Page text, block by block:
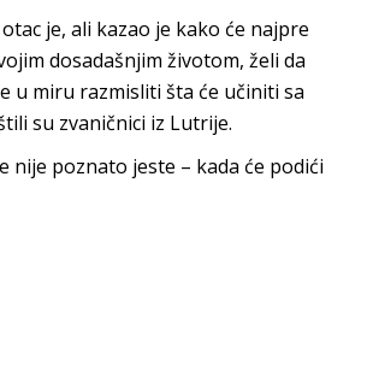
je, ali kazao je kako će najpre
dosadašnjim životom, želi da
u miru razmisliti šta će učiniti sa
su zvaničnici iz Lutrije.
nije poznato jeste – kada će podići